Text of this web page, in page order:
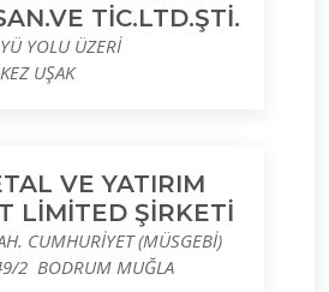
TİC.LTD.ŞTİ.
YOLU ÜZERİ
UŞAK
VE YATIRIM
LİMİTED ŞİRKETİ
CUMHURİYET (MÜSGEBİ)
2 BODRUM MUĞLA